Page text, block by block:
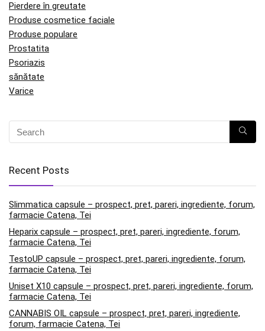
Pierdere în greutate
Produse cosmetice faciale
Produse populare
Prostatita
Psoriazis
sănătate
Varice
Recent Posts
Slimmatica capsule – prospect, pret, pareri, ingrediente, forum,
farmacie Catena, Tei
Heparix capsule – prospect, pret, pareri, ingrediente, forum,
farmacie Catena, Tei
TestoUP capsule – prospect, pret, pareri, ingrediente, forum,
farmacie Catena, Tei
Uniset X10 capsule – prospect, pret, pareri, ingrediente, forum,
farmacie Catena, Tei
CANNABIS OIL capsule – prospect, pret, pareri, ingrediente,
forum, farmacie Catena, Tei